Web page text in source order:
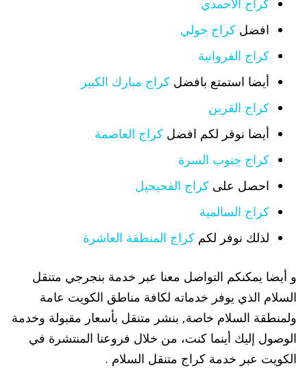
كراج الاحمدي
افضل كراج حولي
كراج الفروانية
أيضا استمتع بافضل كراج مبارك الكبير
كراج القرين
أيضا نوفر لكم افضل كراج العاصمة
كراج جنوب السرة
احصل على كراج الفحيحيل
كراج السالمية
لذلك نوفر لكم كراج المنطقة العاشرة
و أيضا يمكنكم التواصل معنا عبر خدمة بنجرجي متنقل
السلام الذي يوفر خدماته لكافة مناطق الكويت عامة
ولمنطقة السلام خاصة, بنشر متنقل بأسعار مقبولة وخدمة
الوصول إليك أينما كنت، من خلال فروعنا المنتشرة في
الكويت عبر خدمة كراج متنقل السلام .